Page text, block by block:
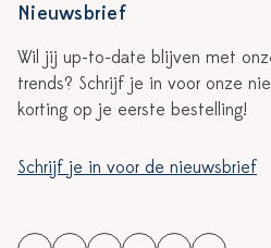
Nieuwsbrief
Wil jij up-to-date blijven met
trends? Schrijf je in voor onze
korting op je eerste bestelling!
Schrijf je in voor de nieuwsbrief